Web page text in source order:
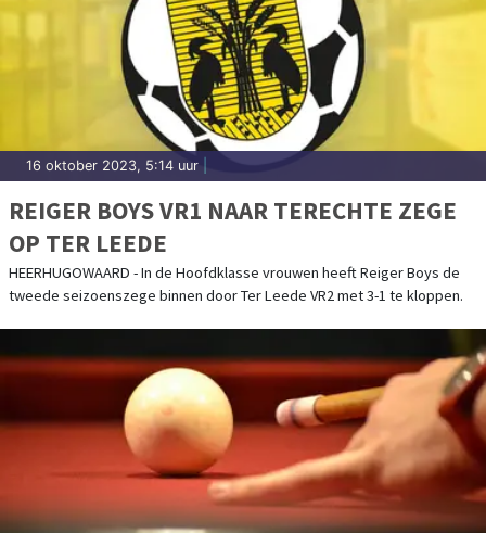
16 oktober 2023, 5:14 uur
REIGER BOYS VR1 NAAR TERECHTE ZEGE
OP TER LEEDE
HEERHUGOWAARD - In de Hoofdklasse vrouwen heeft Reiger Boys de
tweede seizoenszege binnen door Ter Leede VR2 met 3-1 te kloppen.